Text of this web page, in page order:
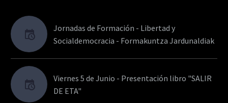
Jornadas de Formación - Libertad y
Socialdemocracia - Formakuntza Jardunaldiak
Viernes 5 de Junio - Presentación libro "SALIR
DE ETA"